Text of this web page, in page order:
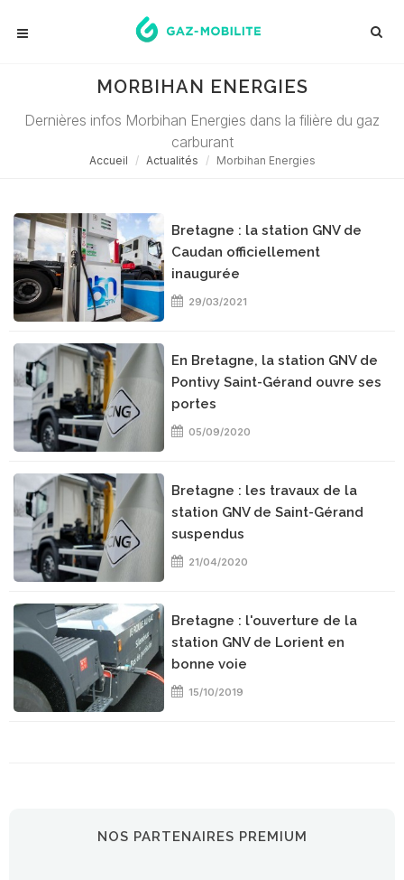
MORBIHAN ENERGIES
Dernières infos Morbihan Energies dans la filière du gaz
carburant
Accueil Actualités Morbihan Energies
Bretagne : la station GNV de
Caudan officiellement
inaugurée
29/03/2021
En Bretagne, la station GNV de
Pontivy Saint-Gérand ouvre ses
portes
05/09/2020
Bretagne : les travaux de la
station GNV de Saint-Gérand
suspendus
21/04/2020
Bretagne : l'ouverture de la
station GNV de Lorient en
bonne voie
15/10/2019
NOS PARTENAIRES PREMIUM